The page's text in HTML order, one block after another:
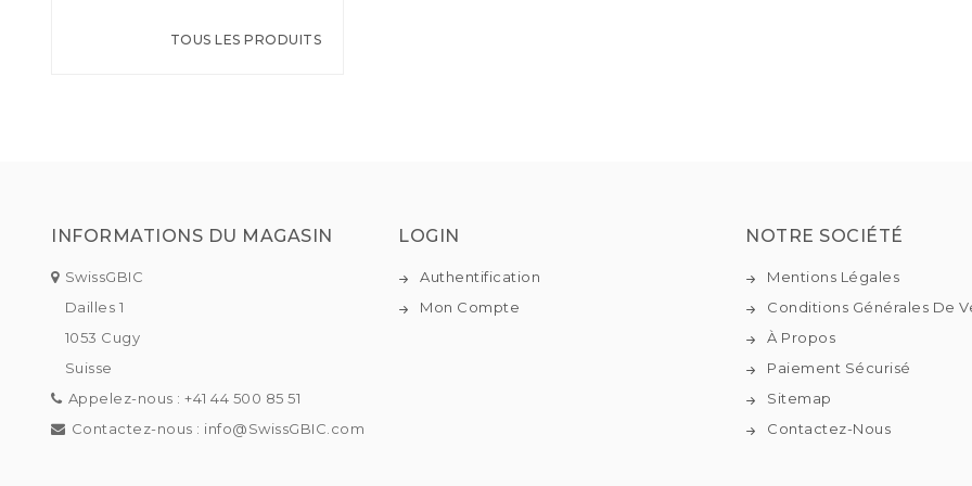
TOUS LES PRODUITS
INFORMATIONS DU MAGASIN
SwissGBIC
Dailles 1
1053 Cugy
Suisse
Appelez-nous : +41 44 500 85 51
Contactez-nous : info@SwissGBIC.com
LOGIN
Authentification
Mon Compte
NOTRE SOCIÉTÉ
Mentions Légales
Conditions Générales De
À Propos
Paiement Sécurisé
Sitemap
Contactez-Nous